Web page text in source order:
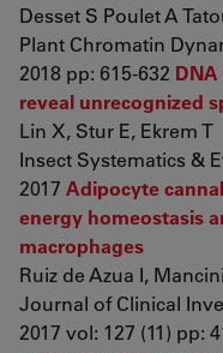
Desset S Poulet A
Plant Chromatin
2018 pp: 615-632
reveal unrecognized
Lin X, Stur E, Ekrem T
Insect Systematics &
2017 Adipocyte
energy homeostasis
macrophages
Ruiz de Azua I,
Journal of Clinical
2017 vol: 127 (11) pp: